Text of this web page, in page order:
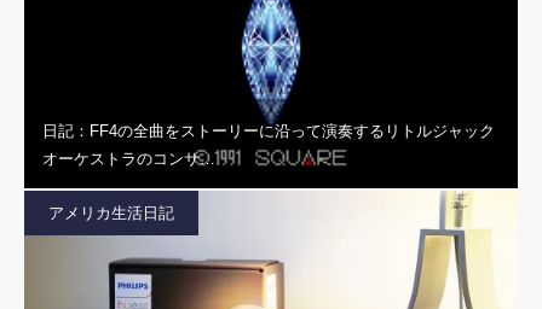
日記：FF4の全曲をストーリーに沿って演奏するリトルジャック
オーケストラのコンサ…
アメリカ生活日記